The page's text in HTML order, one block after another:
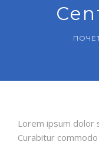
ГАЛЕРИЈА
Lorem ipsum dolor
Curabitur